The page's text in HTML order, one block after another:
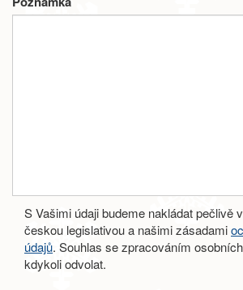
S Vašimi údaji budeme nakládat pečlivě
českou legislativou a našimi zásadami
údajů. Souhlas se zpracováním
kdykoli odvolat.